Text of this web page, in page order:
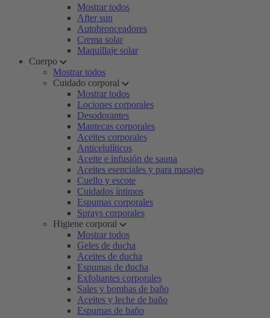
Mostrar todos
After sun
Autobronceadores
Crema solar
Maquillaje solar
Cuerpo
Mostrar todos
Cuidado corporal
Mostrar todos
Lociones corporales
Desodorantes
Mantecas corporales
Aceites corporales
Anticelulíticos
Aceite e infusión de sauna
Aceites esenciales y para masajes
Cuello y escote
Cuidados íntimos
Espumas corporales
Sprays corporales
Higiene corporal
Mostrar todos
Geles de ducha
Aceites de ducha
Espumas de ducha
Exfoliantes corporales
Sales y bombas de baño
Aceites y leche de baño
Espumas de baño